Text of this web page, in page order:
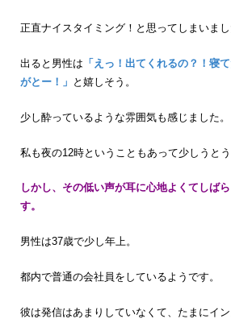
正直ナイスタイミング！と思ってしまいまし
出ると男性は 「えっ！出てくれるの？！寝
がとー！」 と嬉しそう。
少し酔っているような雰囲気も感じました。
私も夜の12時ということもあって少しうとう
しかし、その低い声が耳に心地よくてしば
す。
男性は37歳で少し年上。
都内で普通の会社員をしているようです。
彼は発信はあまりしていなくて、たまにイ